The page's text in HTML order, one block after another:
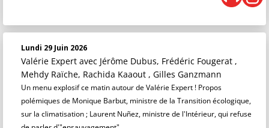
Lundi 29 Juin 2026
Valérie Expert avec Jérôme Dubus, Frédéric Fougerat ,
Mehdy Raïche, Rachida Kaaout , Gilles Ganzmann
Un menu explosif ce matin autour de Valérie Expert ! Propos
polémiques de Monique Barbut, ministre de la Transition écologique,
sur la climatisation ; Laurent Nuñez, ministre de l'Intérieur, qui refuse